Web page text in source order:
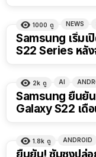
1000 ดู NEWS
Samsung เริ่มเ
S22 Series หลัง
2k ดู AI
Samsung ยืนยัน
Galaxy S22 เดื
1.8k ดู ANDROID
ยืนยัน! ซัมซุงปล่อ